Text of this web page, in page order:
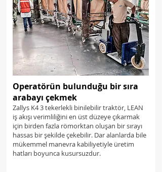
Operatörün bulunduğu bir sıra
arabayı çekmek
Zallys K4 3 tekerlekli binilebilir traktör, LEAN
iş akışı verimliliğini en üst düzeye çıkarmak
için birden fazla römorktan oluşan bir sırayı
hassas bir şekilde çekebilir. Dar alanlarda bile
mükemmel manevra kabiliyetiyle üretim
hatları boyunca kusursuzdur.